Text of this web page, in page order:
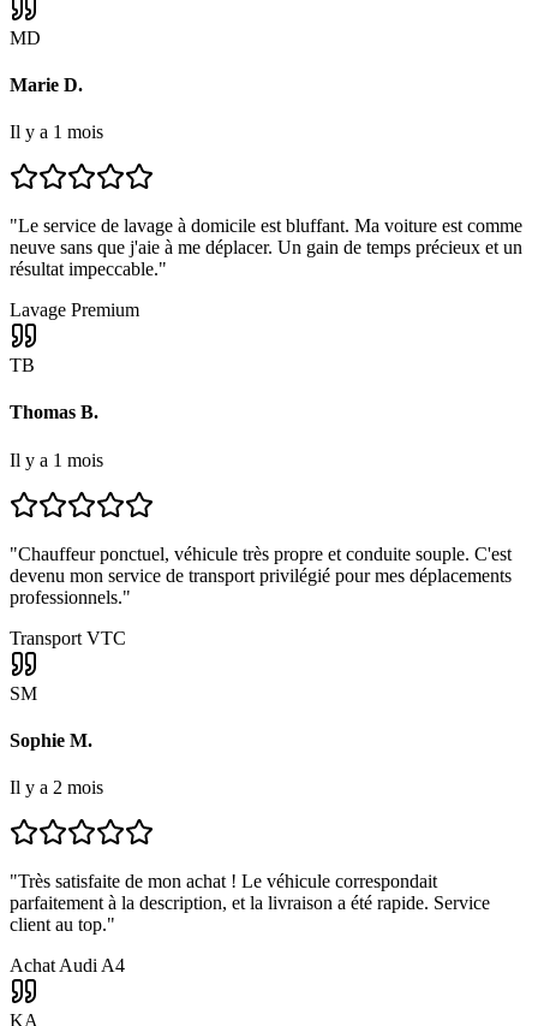
MD
Marie D.
Il y a 1 mois
"Le service de lavage à domicile est bluffant. Ma voiture est comme
neuve sans que j'aie à me déplacer. Un gain de temps précieux et un
résultat impeccable."
Lavage Premium
TB
Thomas B.
Il y a 1 mois
"Chauffeur ponctuel, véhicule très propre et conduite souple. C'est
devenu mon service de transport privilégié pour mes déplacements
professionnels."
Transport VTC
SM
Sophie M.
Il y a 2 mois
"Très satisfaite de mon achat ! Le véhicule correspondait
parfaitement à la description, et la livraison a été rapide. Service
client au top."
Achat Audi A4
KA